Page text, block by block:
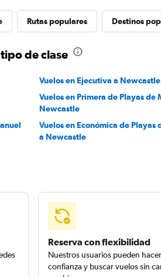
Rutas populares Destinos
de clase
Vuelos en Ejecutiva a Newcastle
Vuelos en Primera de Playas de
Newcastle
Vuelos en Económica de Playas
a Newcastle
Reserva con flexibilidad
Nuestros usuarios pueden
confianza y buscar vuelos sin